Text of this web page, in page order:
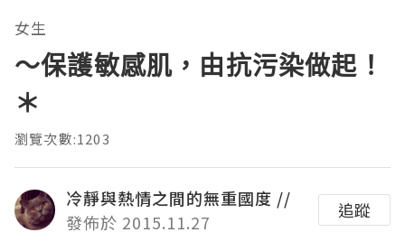
女生
～保護敏感肌，由抗污染做起！
＊
瀏覽次數:1203
冷靜與熱情之間的無重國度 //
發佈於 2015.11.27
追蹤